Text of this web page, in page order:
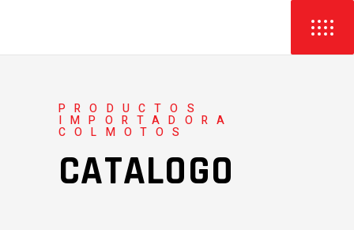
PRODUCTOS
IMPORTADORA
COLMOTOS
CATALOGO